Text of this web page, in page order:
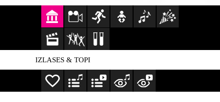
IZLASES & TOPI